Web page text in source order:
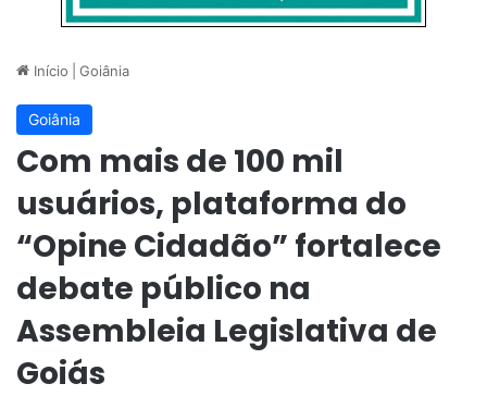
Início Goiânia
Goiânia
Com mais de 100 mil
usuários, plataforma do
“Opine Cidadão” fortalece
debate público na
Assembleia Legislativa de
Goiás